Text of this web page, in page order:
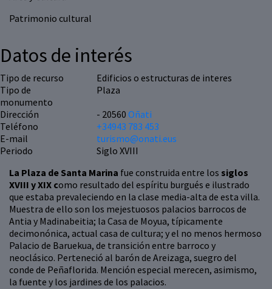
Patrimonio cultural
La Plaza de Santa Marina fue construida entre los siglos
XVIII y XIX como resultado del espíritu burgués e ilustrado
que estaba prevaleciendo en la clase media-alta de esta villa.
Muestra de ello son los mejestuosos palacios barrocos de
Antia y Madinabeitia; la Casa de Moyua, típicamente
decimonónica, actual casa de cultura; y el no menos hermoso
Palacio de Baruekua, de transición entre barroco y
neoclásico. Perteneció al barón de Areizaga, suegro del
conde de Peñaflorida. Mención especial merecen, asimismo,
la fuente y los jardines de los palacios.
Datos de interés
Tipo de recurso
Edificios o estructuras de interes
Tipo de
monumento
Plaza
Dirección
- 20560Oñati
Teléfono
+34943 783 453
E-mail
turismo@onati.eus
Periodo
Siglo XVIII